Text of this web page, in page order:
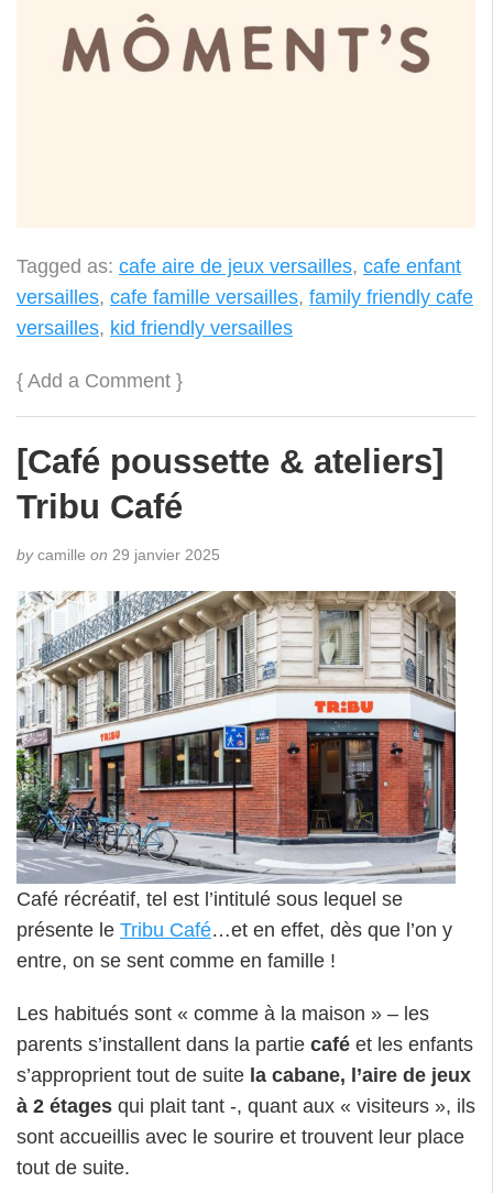
Tagged as: cafe aire de jeux versailles, cafe enfant
versailles, cafe famille versailles, family friendly cafe
versailles, kid friendly versailles
{ Add a Comment }
[Café poussette & ateliers]
Tribu Café
bycamille on 29 janvier 2025
Café récréatif, tel est l’intitulé sous lequel se
présente le Tribu Café…et en effet, dès que l’on y
entre, on se sent comme en famille !
Les habitués sont « comme à la maison » – les
parents s’installent dans la partie café et les enfants
s’approprient tout de suite la cabane, l’aire de jeux
à 2 étages qui plait tant -, quant aux « visiteurs », ils
sont accueillis avec le sourire et trouvent leur place
tout de suite.